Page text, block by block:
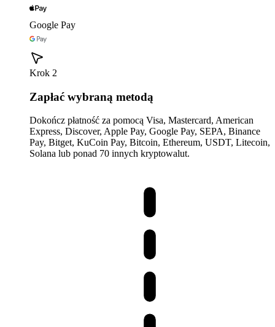
Google Pay
Krok 2
Zapłać wybraną metodą
Dokończ płatność za pomocą Visa, Mastercard, American
Express, Discover, Apple Pay, Google Pay, SEPA, Binance
Pay, Bitget, KuCoin Pay, Bitcoin, Ethereum, USDT, Litecoin,
Solana lub ponad 70 innych kryptowalut.